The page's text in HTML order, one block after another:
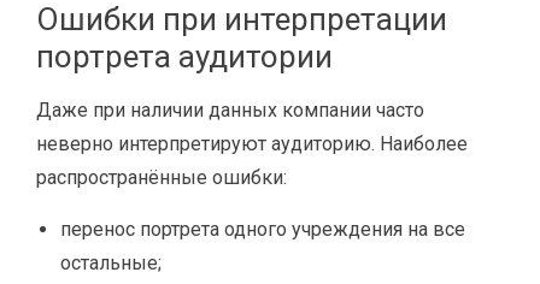
Ошибки при интерпретации
портрета аудитории
Даже при наличии данных компании часто
неверно интерпретируют аудиторию. Наиболее
распространённые ошибки:
перенос портрета одного учреждения на все
остальные;